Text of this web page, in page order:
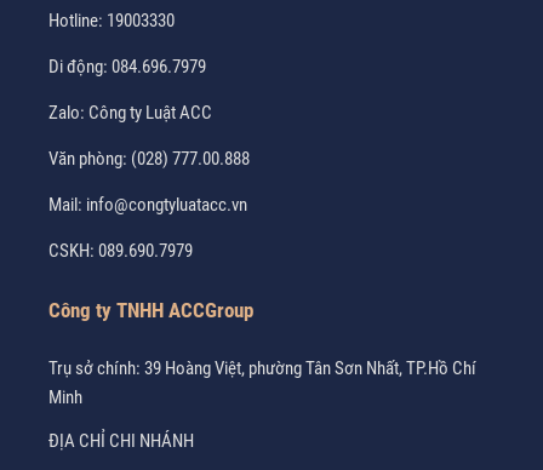
Hotline: 19003330
Di động: 084.696.7979
Zalo: Công ty Luật ACC
Văn phòng: (028) 777.00.888
Mail: info@congtyluatacc.vn
CSKH: 089.690.7979
Công ty TNHH ACCGroup
Trụ sở chính: 39 Hoàng Việt, phường Tân Sơn Nhất, TP.Hồ Chí
Minh
ĐỊA CHỈ CHI NHÁNH